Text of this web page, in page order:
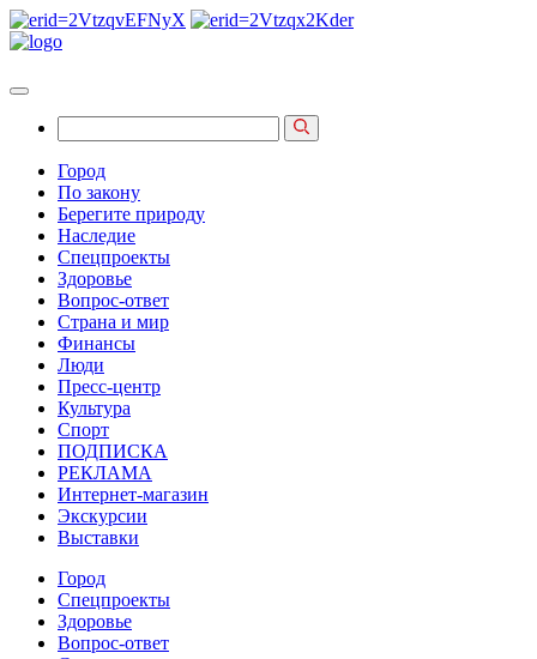
Город
По закону
Берегите природу
Наследие
Спецпроекты
Здоровье
Вопрос-ответ
Страна и мир
Финансы
Люди
Пресс-центр
Культура
Спорт
ПОДПИСКА
РЕКЛАМА
Интернет-магазин
Экскурсии
Выставки
Город
Спецпроекты
Здоровье
Вопрос-ответ